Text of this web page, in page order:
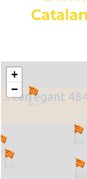
... carregant
+
−